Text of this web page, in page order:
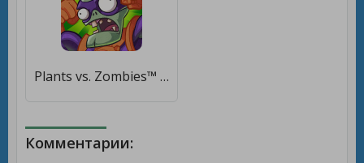
Plants vs. Zombies™ Heroes [Много денег]
Комментарии: